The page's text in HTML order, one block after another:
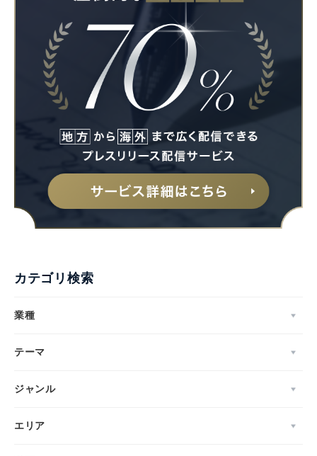
カテゴリ検索
業種
テーマ
ジャンル
エリア